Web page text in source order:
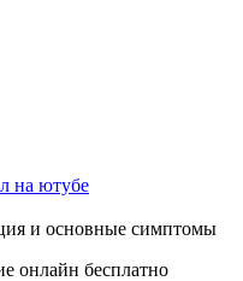
онлайн бесплатно